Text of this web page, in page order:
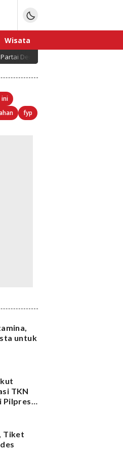
Wisata
Partai Demokrat Pulau Seribu Gelar
ini
fyp
untuk
TKN
Pilpres
Tiket